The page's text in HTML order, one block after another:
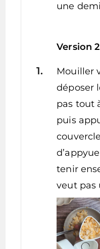
une
Version
Mouiller
déposer
pas tout
puis
tenir
veut pas